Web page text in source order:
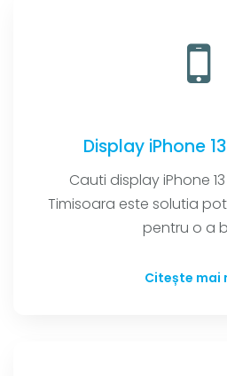
Display iPhone
Cauti display iPhone
Timisoara este solutia
pentru o a
Citește mai